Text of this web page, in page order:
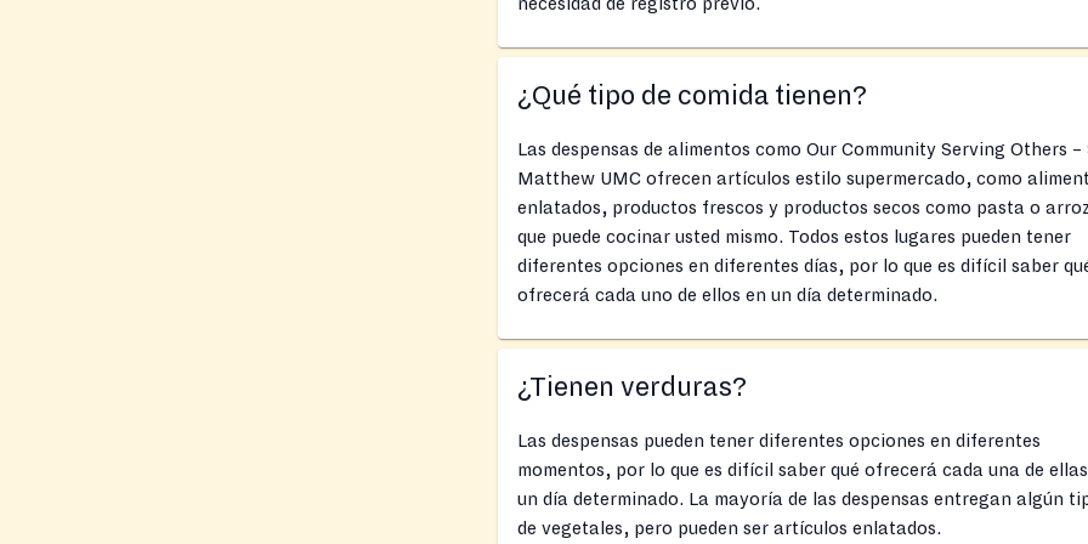
necesidad de registro previo.
¿Qué tipo de comida tienen?
Las despensas de alimentos como Our Community Serving Others –
Matthew UMC ofrecen artículos estilo supermercado, como
enlatados, productos frescos y productos secos como pasta o arroz
que puede cocinar usted mismo. Todos estos lugares pueden tener
diferentes opciones en diferentes días, por lo que es difícil saber
ofrecerá cada uno de ellos en un día determinado.
¿Tienen verduras?
Las despensas pueden tener diferentes opciones en diferentes
momentos, por lo que es difícil saber qué ofrecerá cada una de
un día determinado. La mayoría de las despensas entregan algún
de vegetales, pero pueden ser artículos enlatados.